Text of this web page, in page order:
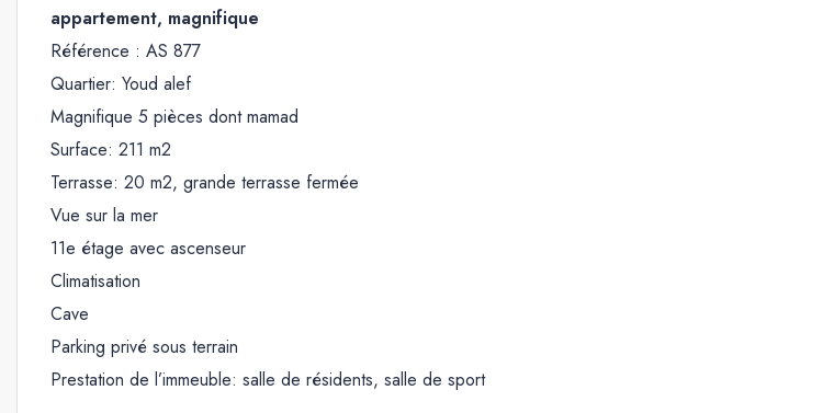
appartement, magnifique
Référence : AS 877
Quartier: Youd alef
Magnifique 5 pièces dont mamad
Surface: 211 m2
Terrasse: 20 m2, grande terrasse fermée
Vue sur la mer
11e étage avec ascenseur
Climatisation
Cave
Parking privé sous terrain
Prestation de l’immeuble: salle de résidents, salle de sport